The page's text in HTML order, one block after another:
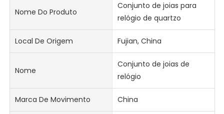
Nome Do Produto
Conjunto de joias para
relógio de quartzo
Local De Origem Fujian, China
Nome
Conjunto de joias de
relógio
Marca De Movimento China